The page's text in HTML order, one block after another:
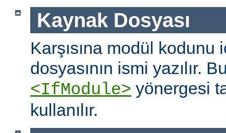
Kaynak Dosyası
Karşısına modül kodunu
dosyasının ismi yazılır.
<IfModule> yönergesi
kullanılır.